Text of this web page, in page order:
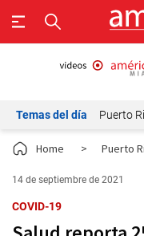
Temas del día Puerto
Home > Puerto
14 de septiembre de 2021
COVID-19